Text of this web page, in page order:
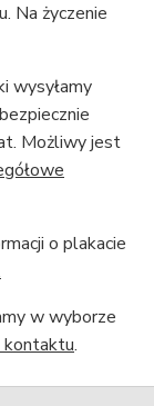
Na życzenie
wysyłamy
Możliwy jest
o plakacie
w wyborze
kontaktu.